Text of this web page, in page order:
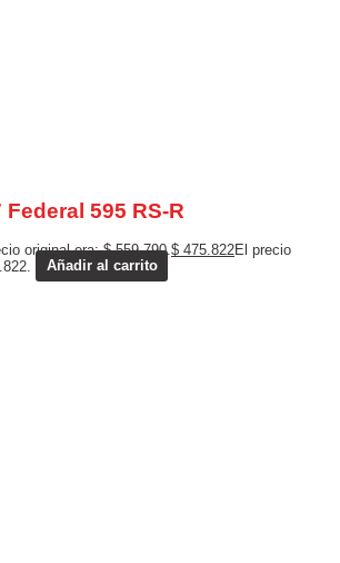
Federal 595 RS-R
original era: $ 559.790. $ 475.822El precio
Añadir al carrito